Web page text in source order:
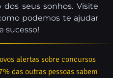
seus sonhos. Visite
podemos te ajudar
sucesso!
alertas sobre concursos
das outras pessoas sabem